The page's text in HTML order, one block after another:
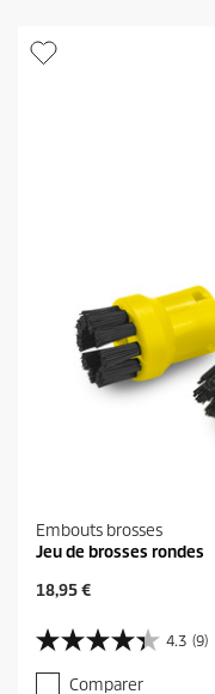
Embouts brosses
Jeu de brosses rondes
P
i
x
a
18,95 €
4.3 (9)
4
.
Comparer